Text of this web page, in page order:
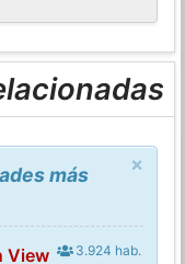
×
más
View 3.924 hab.